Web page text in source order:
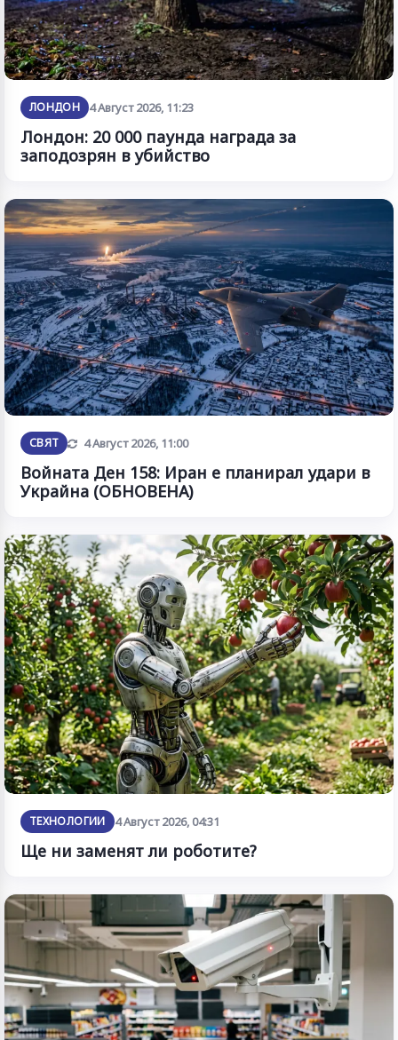
ЛОНДОН 4 Август 2026, 11:23
Лондон: 20 000 паунда награда за
заподозрян в убийство
СВЯТ Обновена
4 Август 2026, 11:00
Войната Ден 158: Иран е планирал удари в
Украйна (ОБНОВЕНА)
ТЕХНОЛОГИИ 4 Август 2026, 04:31
Ще ни заменят ли роботите?